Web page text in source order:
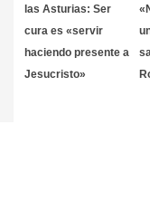
las Asturias: Ser
cura es «servir
haciendo presente a
Jesucristo»